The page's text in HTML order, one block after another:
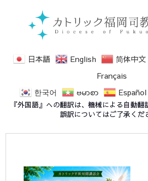
日本語 English 简体中文
Français
한국어
ဗမာစာ Español
『外国語』への翻訳は、機械による自動翻
誤訳についてはご了承くだ
平和旬間チラシ成井